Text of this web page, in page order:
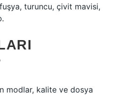
turuncu, çivit mavisi,
modlar, kalite ve dosya